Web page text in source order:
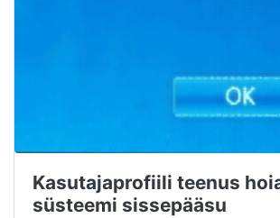
Kasutajaprofiili teenus
süsteemi sissepääsu